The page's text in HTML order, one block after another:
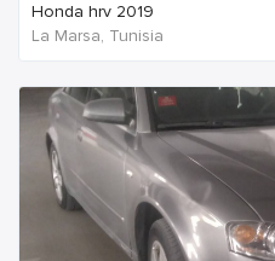
Honda hrv 2019
La Marsa, Tunisia